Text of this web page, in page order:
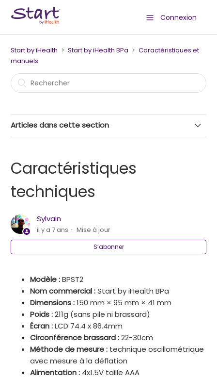
Connexion
Start by iHealth Start by iHealth BPa
Caractéristiques et
manuels
Articles dans cette section
Manuel d'utilisation
Passeport tensionnel
Caractéristiques
techniques
Sylvain
il y a 7 ans Mise à jour
S’abonner
Modèle :BPST2
Nom commercial :Start by iHealth BPa
Dimensions :150 mm × 95 mm × 41 mm
Poids :211g (sans pile ni brassard)
Écran :LCD 74.4 x 86.4mm
Circonférence brassard :22-30cm
Méthode de mesure : technique oscillométrique
avec mesure à la déflation
Alimentation : 4x1.5V taille AAA